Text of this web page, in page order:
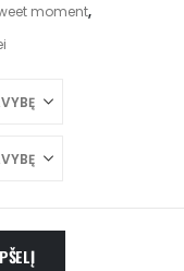
moment,